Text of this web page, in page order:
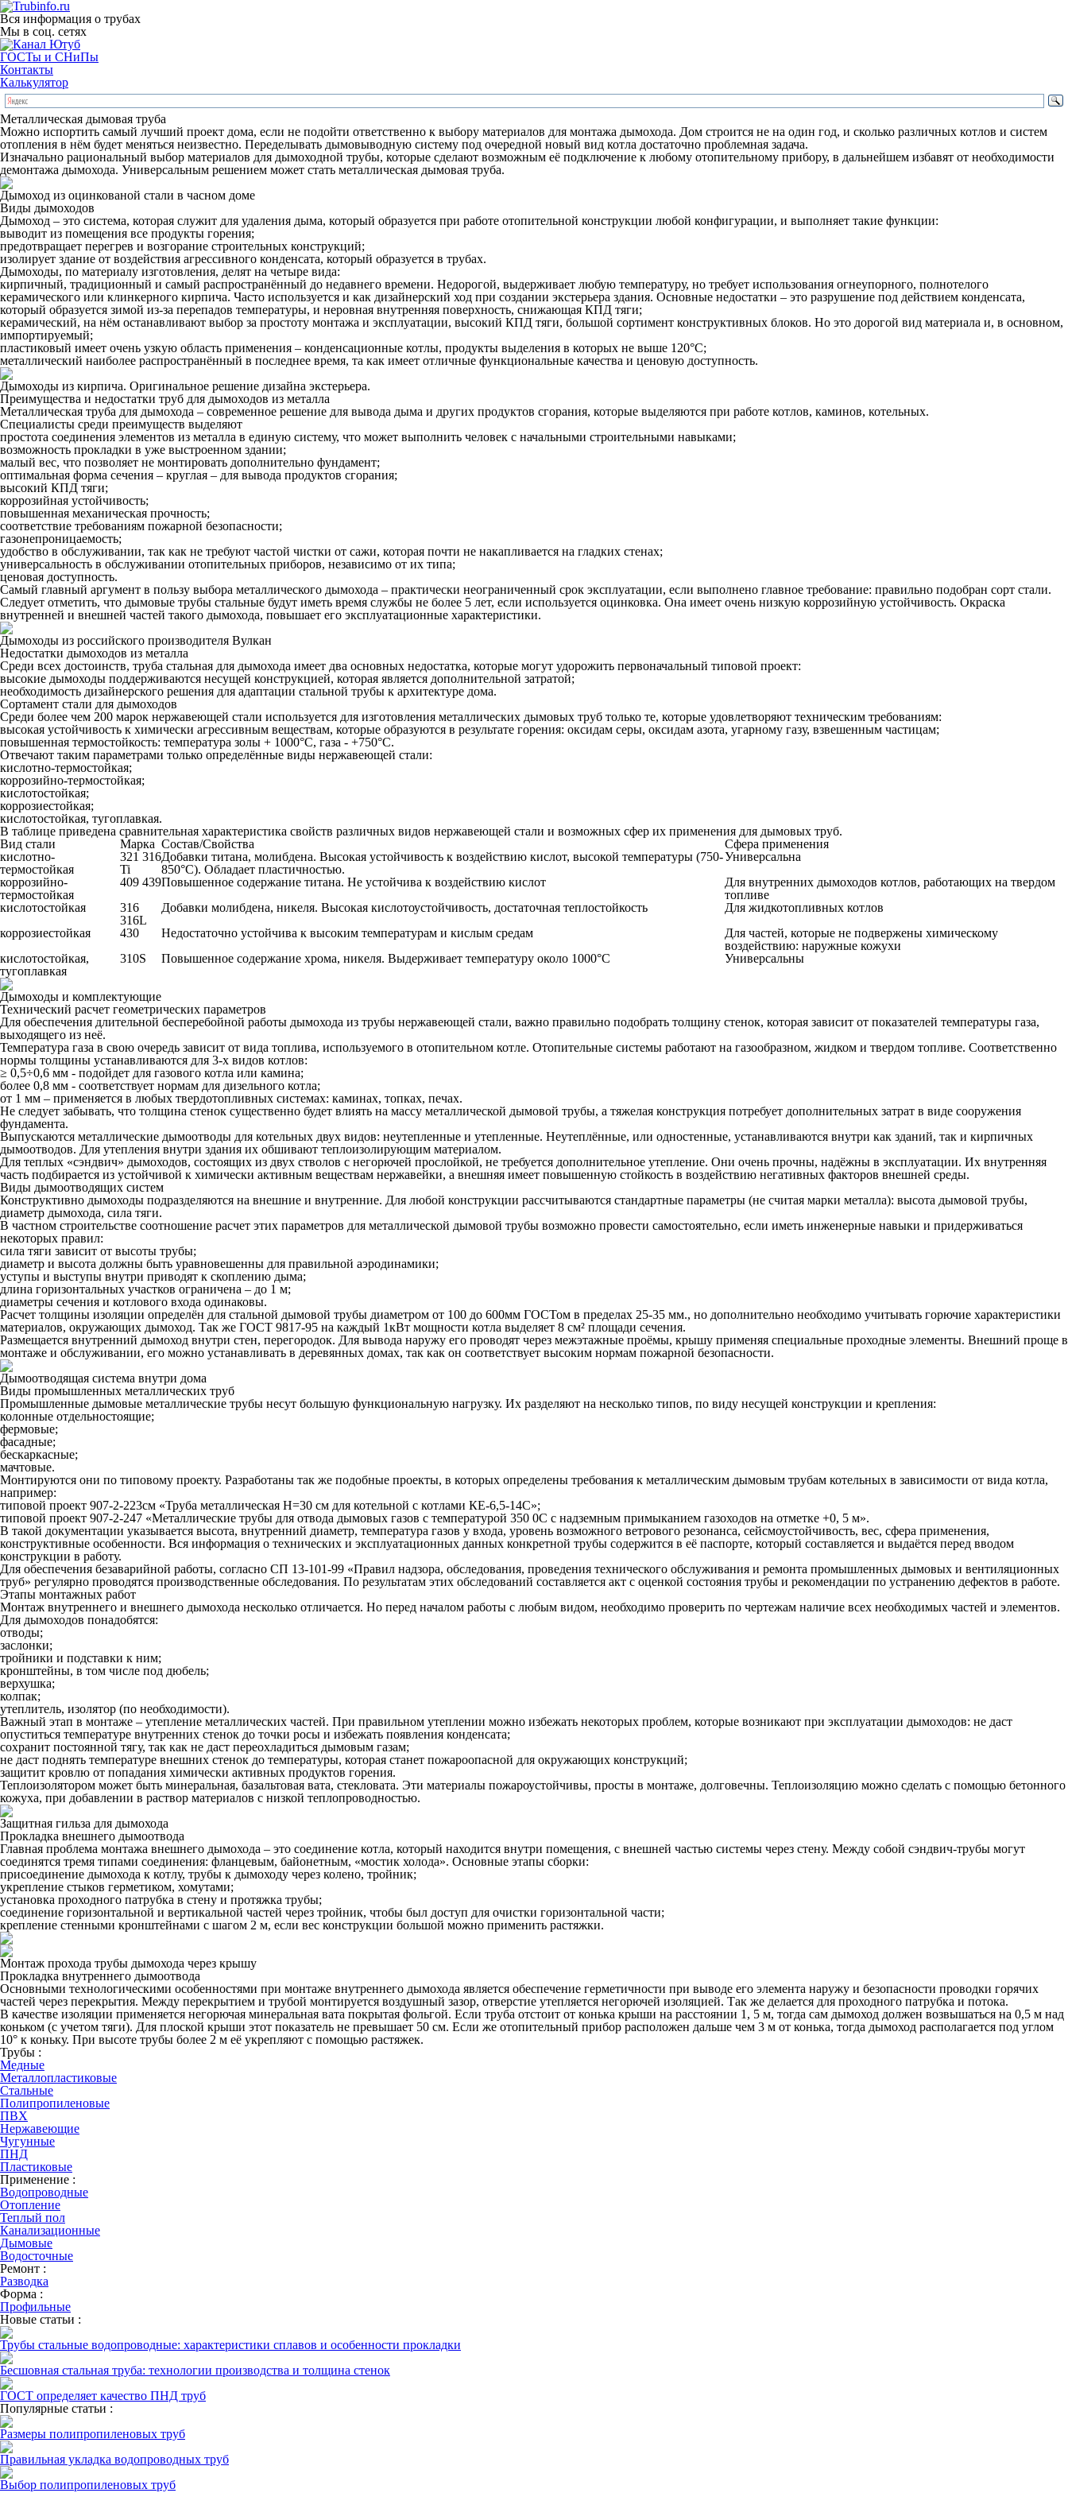
Вся информация о трубах
Мы в соц. сетях
ГОСТы и СНиПы
Контакты
Калькулятор
Металлическая дымовая труба
Можно испортить самый лучший проект дома, если не подойти ответственно к выбору материалов для монтажа дымохода. Дом строится не на один год, и сколько различных котлов и систем
отопления в нём будет меняться неизвестно. Переделывать дымовыводную систему под очередной новый вид котла достаточно проблемная задача.
Изначально рациональный выбор материалов для дымоходной трубы, которые сделают возможным её подключение к любому отопительному прибору, в дальнейшем избавят от необходимости
демонтажа дымохода. Универсальным решением может стать металлическая дымовая труба.
Дымоход из оцинкованой стали в часном доме
Виды дымоходов
Дымоход – это система, которая служит для удаления дыма, который образуется при работе отопительной конструкции любой конфигурации, и выполняет такие функции:
выводит из помещения все продукты горения;
предотвращает перегрев и возгорание строительных конструкций;
изолирует здание от воздействия агрессивного конденсата, который образуется в трубах.
Дымоходы, по материалу изготовления, делят на четыре вида:
кирпичный, традиционный и самый распространённый до недавнего времени. Недорогой, выдерживает любую температуру, но требует использования огнеупорного, полнотелого
керамического или клинкерного кирпича. Часто используется и как дизайнерский ход при создании экстерьера здания. Основные недостатки – это разрушение под действием конденсата,
который образуется зимой из-за перепадов температуры, и неровная внутренняя поверхность, снижающая КПД тяги;
керамический, на нём останавливают выбор за простоту монтажа и эксплуатации, высокий КПД тяги, большой сортимент конструктивных блоков. Но это дорогой вид материала и, в основном,
импортируемый;
пластиковый имеет очень узкую область применения – конденсационные котлы, продукты выделения в которых не выше 120°С;
металлический наиболее распространённый в последнее время, та как имеет отличные функциональные качества и ценовую доступность.
Дымоходы из кирпича. Оригинальное решение дизайна экстерьера.
Преимущества и недостатки труб для дымоходов из металла
Металлическая труба для дымохода – современное решение для вывода дыма и других продуктов сгорания, которые выделяются при работе котлов, каминов, котельных.
Специалисты среди преимуществ выделяют
простота соединения элементов из металла в единую систему, что может выполнить человек с начальными строительными навыками;
возможность прокладки в уже выстроенном здании;
малый вес, что позволяет не монтировать дополнительно фундамент;
оптимальная форма сечения – круглая – для вывода продуктов сгорания;
высокий КПД тяги;
коррозийная устойчивость;
повышенная механическая прочность;
соответствие требованиям пожарной безопасности;
газонепроницаемость;
удобство в обслуживании, так как не требуют частой чистки от сажи, которая почти не накапливается на гладких стенах;
универсальность в обслуживании отопительных приборов, независимо от их типа;
ценовая доступность.
Самый главный аргумент в пользу выбора металлического дымохода – практически неограниченный срок эксплуатации, если выполнено главное требование: правильно подобран сорт стали.
Следует отметить, что дымовые трубы стальные будут иметь время службы не более 5 лет, если используется оцинковка. Она имеет очень низкую коррозийную устойчивость. Окраска
внутренней и внешней частей такого дымохода, повышает его эксплуатационные характеристики.
Дымоходы из российского производителя Вулкан
Недостатки дымоходов из металла
Среди всех достоинств, труба стальная для дымохода имеет два основных недостатка, которые могут удорожить первоначальный типовой проект:
высокие дымоходы поддерживаются несущей конструкцией, которая является дополнительной затратой;
необходимость дизайнерского решения для адаптации стальной трубы к архитектуре дома.
Сортамент стали для дымоходов
Среди более чем 200 марок нержавеющей стали используется для изготовления металлических дымовых труб только те, которые удовлетворяют техническим требованиям:
высокая устойчивость к химически агрессивным веществам, которые образуются в результате горения: оксидам серы, оксидам азота, угарному газу, взвешенным частицам;
повышенная термостойкость: температура золы + 1000°С, газа - +750°С.
Отвечают таким параметрами только определённые виды нержавеющей стали:
кислотно-термостойкая;
коррозийно-термостойкая;
кислотостойкая;
коррозиестойкая;
кислотостойкая, тугоплавкая.
В таблице приведена сравнительная характеристика свойств различных видов нержавеющей стали и возможных сфер их применения для дымовых труб.
Вид стали
Марка Состав/Свойства
Сфера применения
кислотно-
термостойкая
321 316
Ti
Добавки титана, молибдена. Высокая устойчивость к воздействию кислот, высокой температуры (750-
850°С). Обладает пластичностью.
Универсальна
коррозийно-
термостойкая
409 439Повышенное содержание титана. Не устойчива к воздействию кислот
Для внутренних дымоходов котлов, работающих на твердом
топливе
кислотостойкая
316
316L
Добавки молибдена, никеля. Высокая кислотоустойчивость, достаточная теплостойкость
Для жидкотопливных котлов
коррозиестойкая
430 Недостаточно устойчива к высоким температурам и кислым средам
Для частей, которые не подвержены химическому
воздействию: наружные кожухи
кислотостойкая,
тугоплавкая
310S Повышенное содержание хрома, никеля. Выдерживает температуру около 1000°С Универсальны
Дымоходы и комплектующие
Технический расчет геометрических параметров
Для обеспечения длительной бесперебойной работы дымохода из трубы нержавеющей стали, важно правильно подобрать толщину стенок, которая зависит от показателей температуры газа,
выходящего из неё.
Температура газа в свою очередь зависит от вида топлива, используемого в отопительном котле. Отопительные системы работают на газообразном, жидком и твердом топливе. Соответственно
нормы толщины устанавливаются для 3-х видов котлов:
≥ 0,5÷0,6 мм - подойдет для газового котла или камина;
более 0,8 мм - соответствует нормам для дизельного котла;
от 1 мм – применяется в любых твердотопливных системах: каминах, топках, печах.
Не следует забывать, что толщина стенок существенно будет влиять на массу металлической дымовой трубы, а тяжелая конструкция потребует дополнительных затрат в виде сооружения
фундамента.
Выпускаются металлические дымоотводы для котельных двух видов: неутепленные и утепленные. Неутеплённые, или одностенные, устанавливаются внутри как зданий, так и кирпичных
дымоотводов. Для утепления внутри здания их обшивают теплоизолирующим материалом.
Для теплых «сэндвич» дымоходов, состоящих из двух стволов с негорючей прослойкой, не требуется дополнительное утепление. Они очень прочны, надёжны в эксплуатации. Их внутренняя
часть подбирается из устойчивой к химически активным веществам нержавейки, а внешняя имеет повышенную стойкость в воздействию негативных факторов внешней среды.
Виды дымоотводящих систем
Конструктивно дымоходы подразделяются на внешние и внутренние. Для любой конструкции рассчитываются стандартные параметры (не считая марки металла): высота дымовой трубы,
диаметр дымохода, сила тяги.
В частном строительстве соотношение расчет этих параметров для металлической дымовой трубы возможно провести самостоятельно, если иметь инженерные навыки и придерживаться
некоторых правил:
сила тяги зависит от высоты трубы;
диаметр и высота должны быть уравновешенны для правильной аэродинамики;
уступы и выступы внутри приводят к скоплению дыма;
длина горизонтальных участков ограничена – до 1 м;
диаметры сечения и котлового входа одинаковы.
Расчет толщины изоляции определён для стальной дымовой трубы диаметром от 100 до 600мм ГОСТом в пределах 25-35 мм., но дополнительно необходимо учитывать горючие характеристики
материалов, окружающих дымоход. Так же ГОСТ 9817-95 на каждый 1кВт мощности котла выделяет 8 см² площади сечения.
Размещается внутренний дымоход внутри стен, перегородок. Для вывода наружу его проводят через межэтажные проёмы, крышу применяя специальные проходные элементы. Внешний проще в
монтаже и обслуживании, его можно устанавливать в деревянных домах, так как он соответствует высоким нормам пожарной безопасности.
Дымоотводящая система внутри дома
Виды промышленных металлических труб
Промышленные дымовые металлические трубы несут большую функциональную нагрузку. Их разделяют на несколько типов, по виду несущей конструкции и крепления:
колонные отдельностоящие;
фермовые;
фасадные;
бескаркасные;
мачтовые.
Монтируются они по типовому проекту. Разработаны так же подобные проекты, в которых определены требования к металлическим дымовым трубам котельных в зависимости от вида котла,
например:
типовой проект 907-2-223см «Труба металлическая Н=30 см для котельной с котлами КЕ-6,5-14С»;
типовой проект 907-2-247 «Металлические трубы для отвода дымовых газов с температурой 350 0С с надземным примыканием газоходов на отметке +0, 5 м».
В такой документации указывается высота, внутренний диаметр, температура газов у входа, уровень возможного ветрового резонанса, сейсмоустойчивость, вес, сфера применения,
конструктивные особенности. Вся информация о технических и эксплуатационных данных конкретной трубы содержится в её паспорте, который составляется и выдаётся перед вводом
конструкции в работу.
Для обеспечения безаварийной работы, согласно СП 13-101-99 «Правил надзора, обследования, проведения технического обслуживания и ремонта промышленных дымовых и вентиляционных
труб» регулярно проводятся производственные обследования. По результатам этих обследований составляется акт с оценкой состояния трубы и рекомендации по устранению дефектов в работе.
Этапы монтажных работ
Монтаж внутреннего и внешнего дымохода несколько отличается. Но перед началом работы с любым видом, необходимо проверить по чертежам наличие всех необходимых частей и элементов.
Для дымоходов понадобятся:
отводы;
заслонки;
тройники и подставки к ним;
кронштейны, в том числе под дюбель;
верхушка;
колпак;
утеплитель, изолятор (по необходимости).
Важный этап в монтаже – утепление металлических частей. При правильном утеплении можно избежать некоторых проблем, которые возникают при эксплуатации дымоходов: не даст
опуститься температуре внутренних стенок до точки росы и избежать появления конденсата;
сохранит постоянной тягу, так как не даст переохладиться дымовым газам;
не даст поднять температуре внешних стенок до температуры, которая станет пожароопасной для окружающих конструкций;
защитит кровлю от попадания химически активных продуктов горения.
Теплоизолятором может быть минеральная, базальтовая вата, стекловата. Эти материалы пожароустойчивы, просты в монтаже, долговечны. Теплоизоляцию можно сделать с помощью бетонного
кожуха, при добавлении в раствор материалов с низкой теплопроводностью.
Защитная гильза для дымохода
Прокладка внешнего дымоотвода
Главная проблема монтажа внешнего дымохода – это соединение котла, который находится внутри помещения, с внешней частью системы через стену. Между собой сэндвич-трубы могут
соединятся тремя типами соединения: фланцевым, байонетным, «мостик холода». Основные этапы сборки:
присоединение дымохода к котлу, трубы к дымоходу через колено, тройник;
укрепление стыков герметиком, хомутами;
установка проходного патрубка в стену и протяжка трубы;
соединение горизонтальной и вертикальной частей через тройник, чтобы был доступ для очистки горизонтальной части;
крепление стенными кронштейнами с шагом 2 м, если вес конструкции большой можно применить растяжки.
Монтаж прохода трубы дымохода через крышу
Прокладка внутреннего дымоотвода
Основными технологическими особенностями при монтаже внутреннего дымохода является обеспечение герметичности при выводе его элемента наружу и безопасности проводки горячих
частей через перекрытия. Между перекрытием и трубой монтируется воздушный зазор, отверстие утепляется негорючей изоляцией. Так же делается для проходного патрубка и потока.
В качестве изоляции применяется негорючая минеральная вата покрытая фольгой. Если труба отстоит от конька крыши на расстоянии 1, 5 м, тогда сам дымоход должен возвышаться на 0,5 м над
коньком (с учетом тяги). Для плоской крыши этот показатель не превышает 50 см. Если же отопительный прибор расположен дальше чем 3 м от конька, тогда дымоход располагается под углом
10° к коньку. При высоте трубы более 2 м её укрепляют с помощью растяжек.
Трубы :
Медные
Металлопластиковые
Стальные
Полипропиленовые
ПВХ
Нержавеющие
Чугунные
ПНД
Пластиковые
Применение :
Водопроводные
Отопление
Теплый пол
Канализационные
Дымовые
Водосточные
Ремонт :
Разводка
Форма :
Профильные
Новые статьи :
Трубы стальные водопроводные: характеристики сплавов и особенности прокладки
Бесшовная стальная труба: технологии производства и толщина стенок
ГОСТ определяет качество ПНД труб
Популярные статьи :
Размеры полипропиленовых труб
Правильная укладка водопроводных труб
Выбор полипропиленовых труб